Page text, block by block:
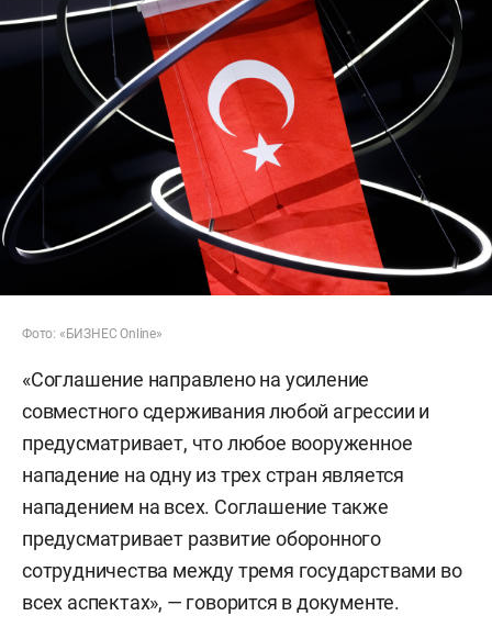
Фото: «БИЗНЕС Online»
«Соглашение направлено на усиление
совместного сдерживания любой агрессии и
предусматривает, что любое вооруженное
нападение на одну из трех стран является
нападением на всех. Соглашение также
предусматривает развитие оборонного
сотрудничества между тремя государствами во
всех аспектах», — говорится в документе.